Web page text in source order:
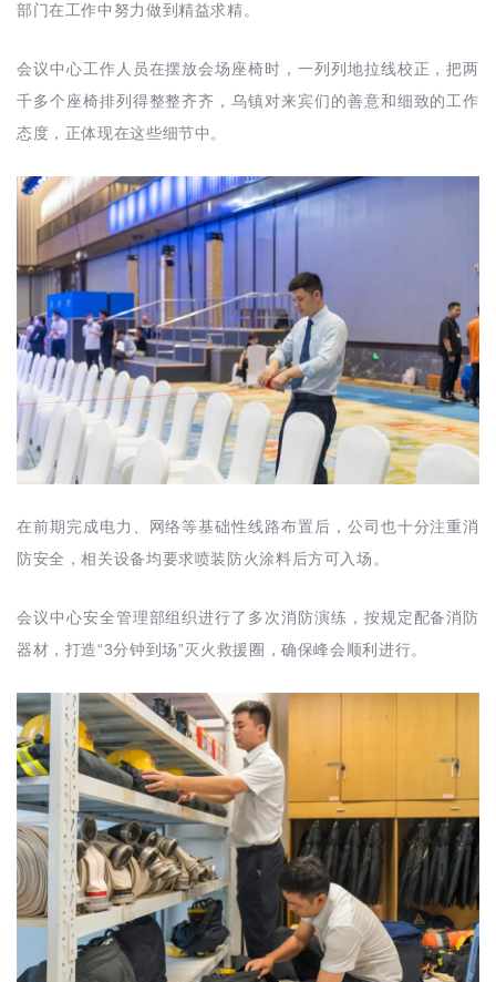
部门在工作中努力做到精益求精。
会议中心工作人员在摆放会场座椅时，一列列地拉线校正，把两
千多个座椅排列得整整齐齐，乌镇对来宾们的善意和细致的工作
态度，正体现在这些细节中。
在前期完成电力、网络等基础性线路布置后，公司也十分注重消
防安全，相关设备均要求喷装防火涂料后方可入场。
会议中心安全管理部组织进行了多次消防演练，按规定配备消防
器材，打造“3分钟到场” 灭火救援圈，确保峰会顺利进行。